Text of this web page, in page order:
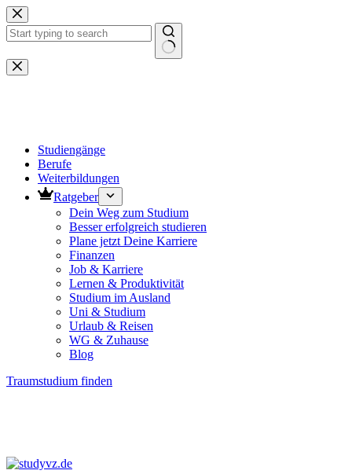
Zum
Inhalt
springen
Keine
Ergebnisse
Studiengänge
Berufe
Weiterbildungen
Ratgeber
Dein Weg zum Studium
Besser erfolgreich studieren
Plane jetzt Deine Karriere
Finanzen
Job & Karriere
Lernen & Produktivität
Studium im Ausland
Uni & Studium
Urlaub & Reisen
WG & Zuhause
Blog
Traumstudium finden